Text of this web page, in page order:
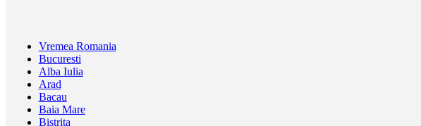
Vremea Romania
Bucuresti
Alba Iulia
Arad
Bacau
Baia Mare
Bistrita